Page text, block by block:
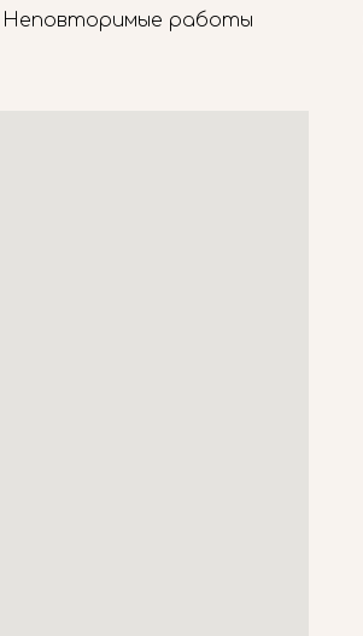
Неповторимые работы